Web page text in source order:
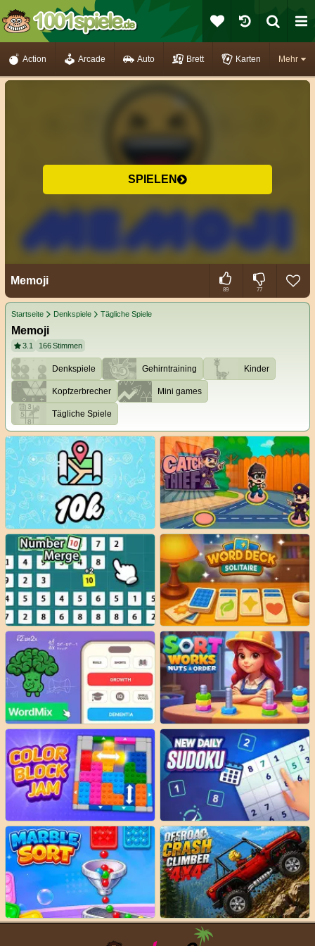
Mehr
Action Arcade Auto Brett Karten
SPIELEN
Memoji
89 77
Startseite Denkspiele Tägliche Spiele
Memoji
3.1 166Stimmen
Denkspiele Gehirntraining Kinder
Kopfzerbrecher Mini games
Tägliche Spiele